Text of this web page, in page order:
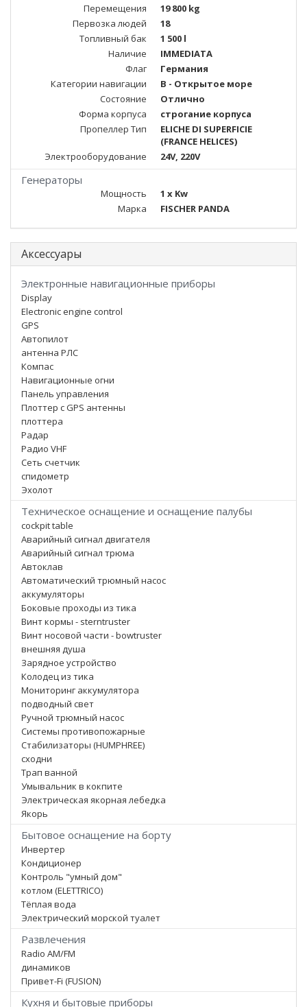
Перемещения
19 800 kg
Первозка людей
18
Топливный бак
1 500 l
Наличие
IMMEDIATA
Флаг
Германия
Категории навигации
B - Открытое море
Состояние
Отлично
Форма корпуса
строгание корпуса
Пропеллер Тип
ELICHE DI SUPERFICIE
(FRANCE HELICES)
Электрооборудование
24V, 220V
Генераторы
Мощность
1 x Kw
Марка
FISCHER PANDA
Аксессуары
Электронные навигационные приборы
Display
Electronic engine control
GPS
Автопилот
антенна РЛС
Компас
Навигационные огни
Панель управления
Плоттер с GPS антенны
плоттера
Радар
Радио VHF
Сеть счетчик
спидометр
Эхолот
Техническое оснащение и оснащение палубы
cockpit table
Аварийный сигнал двигателя
Аварийный сигнал трюма
Автоклав
Автоматический трюмный насос
аккумуляторы
Боковые проходы из тика
Винт кормы - sterntruster
Винт носовой части - bowtruster
внешняя душа
Зарядное устройство
Колодец из тика
Мониторинг аккумулятора
подводный свет
Ручной трюмный насос
Системы противопожарные
Стабилизаторы (HUMPHREE)
сходни
Трап ванной
Умывальник в кокпите
Электрическая якорная лебедка
Якорь
Бытовое оснащение на борту
Инвертер
Кондиционер
Контроль "умный дом"
котлом (ELETTRICO)
Тёплая вода
Электрический морской туалет
Развлечения
Radio AM/FM
динамиков
Привет-Fi (FUSION)
Кухня и бытовые приборы